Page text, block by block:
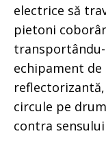
electrice să
pietoni
echipament
circule pe
contra